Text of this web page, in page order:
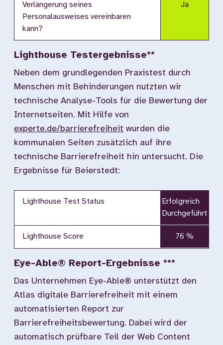
Verlängerung seines
Personalausweises vereinbaren
kann?
Ja
Lighthouse Testergebnisse**
Neben dem grundlegenden Praxistest durch
Menschen mit Behinderungen nutzten wir
technische Analyse-Tools für die Bewertung der
Internetseiten. Mit Hilfe von
experte.de/barrierefreiheit wurden die
kommunalen Seiten zusätzlich auf ihre
technische Barrierefreiheit hin untersucht. Die
Ergebnisse für Beierstedt:
Lighthouse Test Status
Erfolgreich
Durchgeführt
Lighthouse Score 76 %
Eye-Able® Report-Ergebnisse ***
Das Unternehmen Eye-Able® unterstützt den
Atlas digitale Barrierefreiheit mit einem
automatisierten Report zur
Barrierefreiheitsbewertung. Dabei wird der
automatisch prüfbare Teil der Web Content